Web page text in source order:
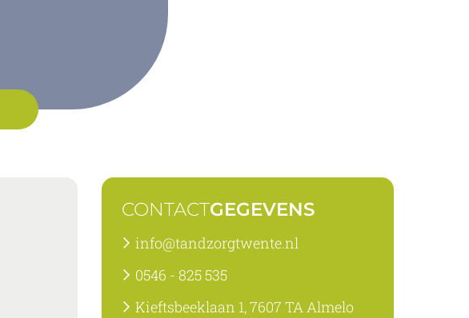
CONTACTGEGEVENS
info@tandzorgtwente.nl
0546 - 825 535
Kieftsbeeklaan 1, 7607 TA Almelo